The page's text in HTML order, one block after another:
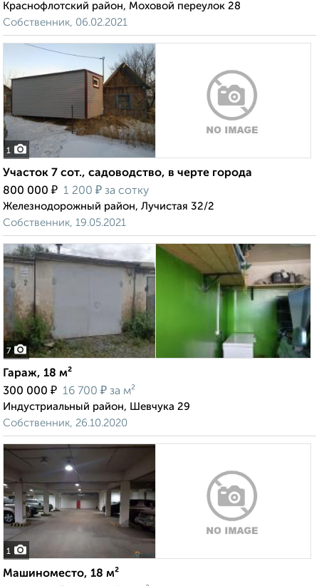
Краснофлотский район, Моховой переулок 28
Собственник, 06.02.2021
1
Участок 7 сот., садоводство, в черте города
800 000 ₽ 1 200 ₽ за сотку
Железнодорожный район, Лучистая 32/2
Собственник, 19.05.2021
7
Гараж, 18 м²
300 000 ₽ 16 700 ₽ за м²
Индустриальный район, Шевчука 29
Собственник, 26.10.2020
1
Машиноместо, 18 м²